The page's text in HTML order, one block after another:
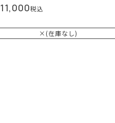
11,000税込
×(在庫なし)